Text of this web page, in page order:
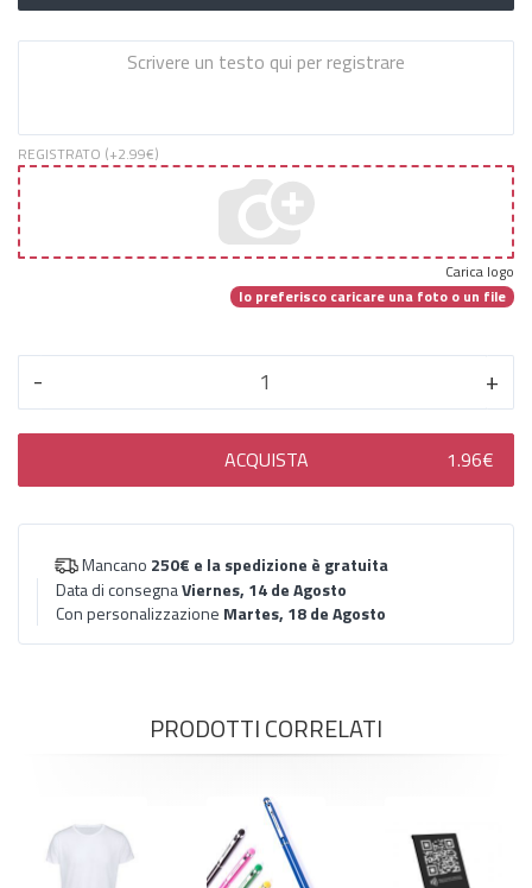
REGISTRATO (+2.99€)
Carica logo
Io preferisco caricare una foto o un file
- +
ACQUISTA 1.96€
Mancano 250€ e la spedizione è gratuita
Data di consegnaViernes, 14 de Agosto
Con personalizzazione Martes, 18 de Agosto
PRODOTTI CORRELATI